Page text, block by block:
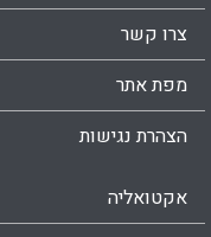
צרו קשר
מפת אתר
הצהרת נגישות
אקטואליה